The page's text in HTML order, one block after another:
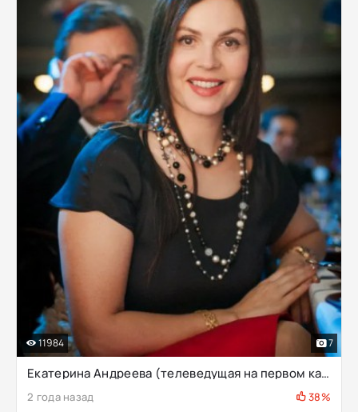
Екатерина Андреева (телеведущая на первом канале)
2 года назад 38%
11984 7